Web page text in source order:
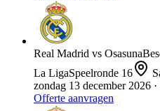
Real Madrid vs Osasuna
La LigaSpeelronde 16
zondag 13 december 2026
Offerte aanvragen